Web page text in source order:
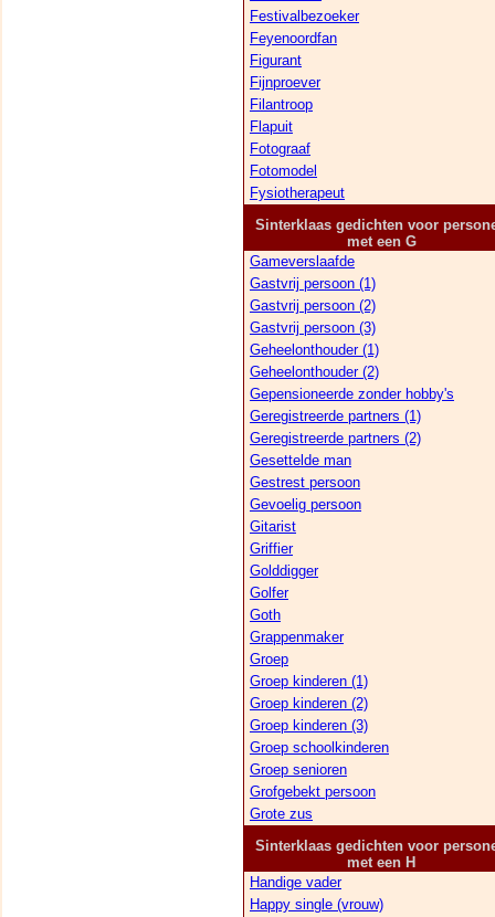
Festivalbezoeker
Feyenoordfan
Figurant
Fijnproever
Filantroop
Flapuit
Fotograaf
Fotomodel
Fysiotherapeut
Sinterklaas gedichten voor
met een G
Gameverslaafde
Gastvrij persoon (1)
Gastvrij persoon (2)
Gastvrij persoon (3)
Geheelonthouder (1)
Geheelonthouder (2)
Gepensioneerde zonder hobby's
Geregistreerde partners (1)
Geregistreerde partners (2)
Gesettelde man
Gestrest persoon
Gevoelig persoon
Gitarist
Griffier
Golddigger
Golfer
Goth
Grappenmaker
Groep
Groep kinderen (1)
Groep kinderen (2)
Groep kinderen (3)
Groep schoolkinderen
Groep senioren
Grofgebekt persoon
Grote zus
Sinterklaas gedichten voor
met een H
Handige vader
Happy single (vrouw)